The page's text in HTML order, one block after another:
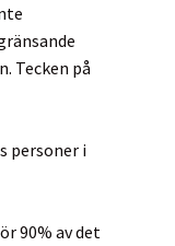
Tecken på
personer i
90% av det